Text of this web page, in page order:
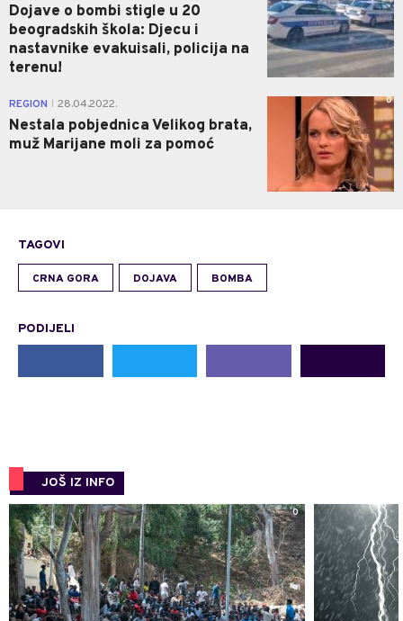
Dojave o bombi stigle u 20
beogradskih škola: Djecu i
nastavnike evakuisali, policija na
terenu!
REGION 28.04.2022.
Nestala pobjednica Velikog brata,
muž Marijane moli za pomoć
0
TAGOVI
CRNA GORA DOJAVA BOMBA
PODIJELI
JOŠ IZ INFO
0